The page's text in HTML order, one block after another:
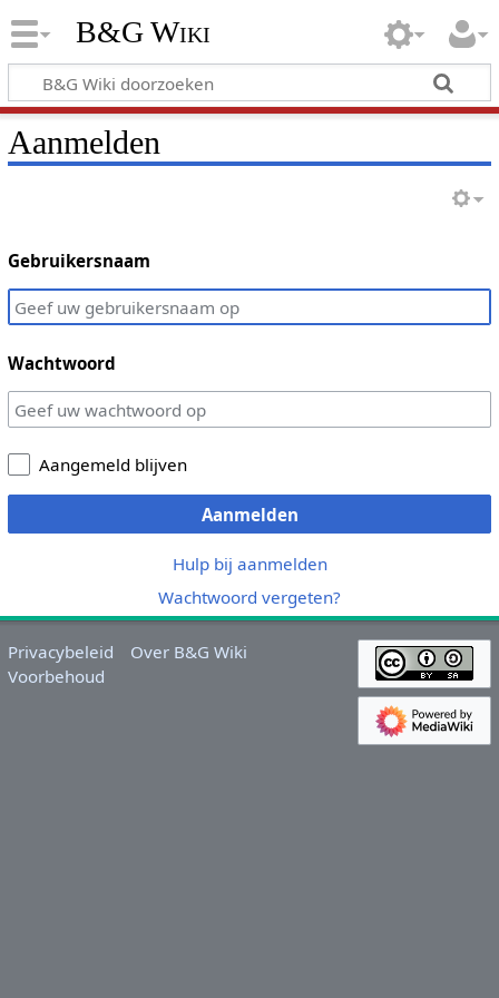
B&G Wiki
Aanmelden
Gebruikersnaam
Wachtwoord
Aangemeld blijven
Aanmelden
Hulp bij aanmelden
Wachtwoord vergeten?
Privacybeleid
Over B&G Wiki
Voorbehoud